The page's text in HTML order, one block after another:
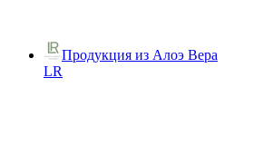
Продукция из Алоэ Вера
LR